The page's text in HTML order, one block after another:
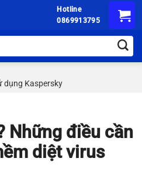
Hotline
0869913795
dụng Kaspersky
Những điều cần
diệt virus